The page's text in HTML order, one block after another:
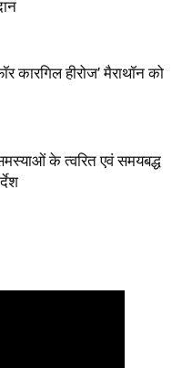
कारगिल हीरोज’ मैराथॉन को
के त्वरित एवं समयबद्ध